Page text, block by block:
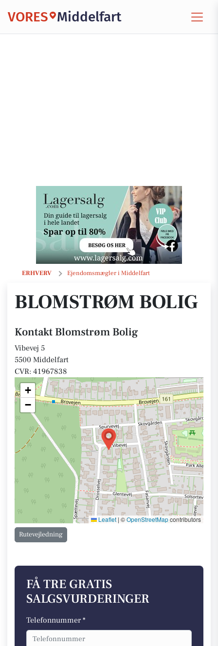
VORES Middelfart
ERHVERV Ejendomsmægler i Middelfart
Blomstrøm Bolig
BLOMSTRØM BOLIG
Kontakt Blomstrøm Bolig
Vibevej 5
5500 Middelfart
CVR: 41967838
+
−
Leaflet | ©OpenStreetMapcontributors
Rutevejledning
FÅ TRE GRATIS
SALGSVURDERINGER
Telefonnummer *